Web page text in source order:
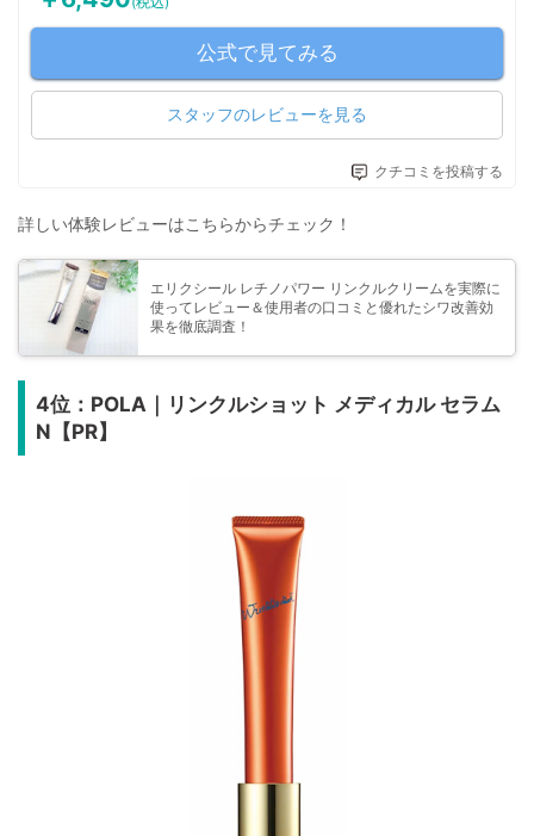
公式で見てみる
スタッフのレビューを見る
クチコミを投稿する
詳しい体験レビューはこちらからチェック！
エリクシール レチノパワー リンクルクリームを実際に
使ってレビュー＆使用者の口コミと優れたシワ改善効
果を徹底調査！
4位：POLA｜リンクルショット メディカル セラム
N【PR】